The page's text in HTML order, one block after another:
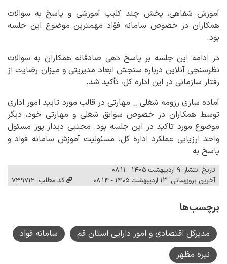
آموزش شفاهی، پخش چند کلیپ آموزشی و پاسخ به سوالات
همکاران در خصوص سامانه فؤاد مهمترین موضوع این جلسه
بود.
در ادامه این جلسه بر پاسخ دهی صادقانه همکاران به سوالات
نظرسنجی آنلاین درباره سنجش ابعاد مدیریتی و میزان رضایت از
رفتار سازمانی در این اداره کل، تأکید شد.
آماده سازی رزومه شغلی _ مهارتی در قالب مورد تایید امور اداری
توسط همکاران در خصوص سوابق شغلی و مهارتی خود، دیگر
موضوع مورد تاکید در این جلسه بود. مجتبی دیدار پور مسئول
واحد ارزیابی عملکرد اداره کل، مسئولیت آموزش سامانه فواد و
پاسخ به
تاریخ انتشار: ۹ اردیبهشت ۱۴۰۵ - ۰۸:۱۱
آخرین بروزرسانی: ۱۳ اردیبهشت ۱۴۰۵ - ۰۸:۱۴
کد مطلب: 739712
برچسب‌ها
مدیرکل اقتصادی و امور دارایی استان قم
سامانه فواد
نیره مظهر